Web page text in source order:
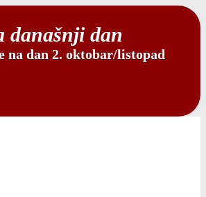
današnji dan
na dan 2. oktobar/listopad